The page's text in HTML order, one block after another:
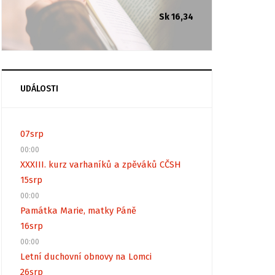
Sk 16,34
UDÁLOSTI
07srp
00:00
XXXIII. kurz varhaníků a zpěváků CČSH
15srp
00:00
Památka Marie, matky Páně
16srp
00:00
Letní duchovní obnovy na Lomci
26srp